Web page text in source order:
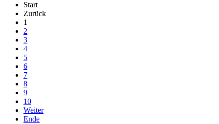
Start
Zurück
1
2
3
4
5
6
7
8
9
10
Weiter
Ende